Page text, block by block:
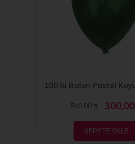
540,00 300,00
SEPETE EKLE